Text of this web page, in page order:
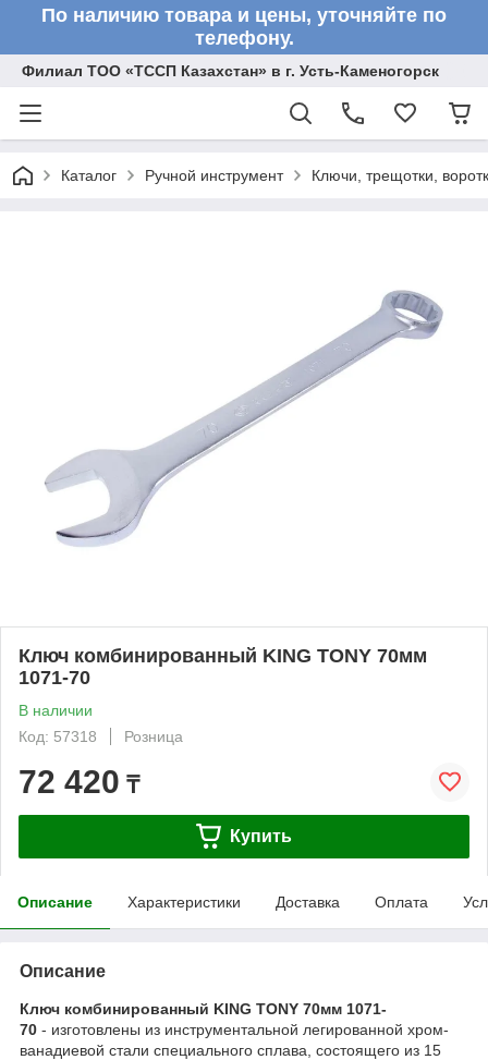
По наличию товара и цены, уточняйте по
телефону.
Филиал ТОО «ТССП Казахстан» в г. Усть-Каменогорск
Каталог Ручной инструмент Ключи, трещотки,
Ключ комбинированный KING TONY 70мм
1071-70
В наличии
Код: 57318
Розница
72 420 ₸
Купить
Описание Характеристики Доставка Оплата
Описание
Ключ комбинированный KING TONY 70мм 1071-
70 - изготовлены из инструментальной легированной хром-
ванадиевой стали специального сплава, состоящего из 15